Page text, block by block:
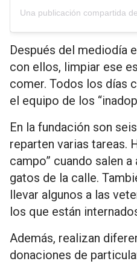
Después del mediodía
con ellos, limpiar ese
comer. Todos los días
el equipo de los
En la fundación son
reparten varias tareas.
campo” cuando salen
gatos de la calle.
llevar algunos a las
los que están
Además, realizan
donaciones de